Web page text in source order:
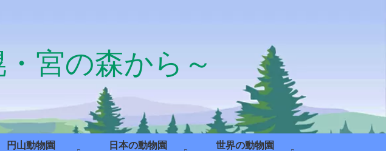
宮の森から～
円山動物園
日本の動物園
世界の動物園